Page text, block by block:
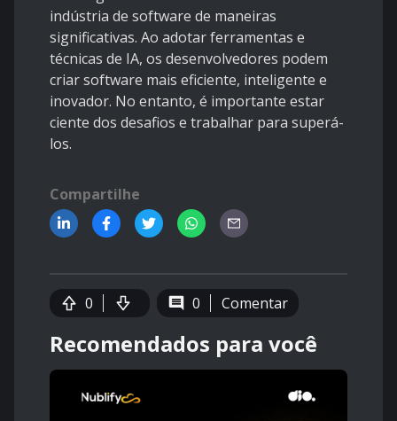
indústria de software de maneiras
significativas. Ao adotar ferramentas e
técnicas de IA, os desenvolvedores podem
criar software mais eficiente, inteligente e
inovador. No entanto, é importante estar
ciente dos desafios e trabalhar para superá-
los.
Compartilhe
0 0 Comentar
Recomendados para você